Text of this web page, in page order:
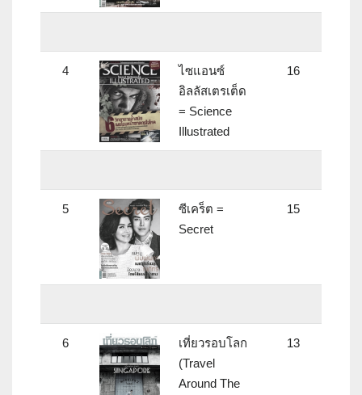
4
ไซแอนซ์
อิลลัสเตรเต็ด
= Science
Illustrated
16
5
ซีเคร็ต =
Secret
15
6
เที่ยวรอบโลก
(Travel
Around The
13